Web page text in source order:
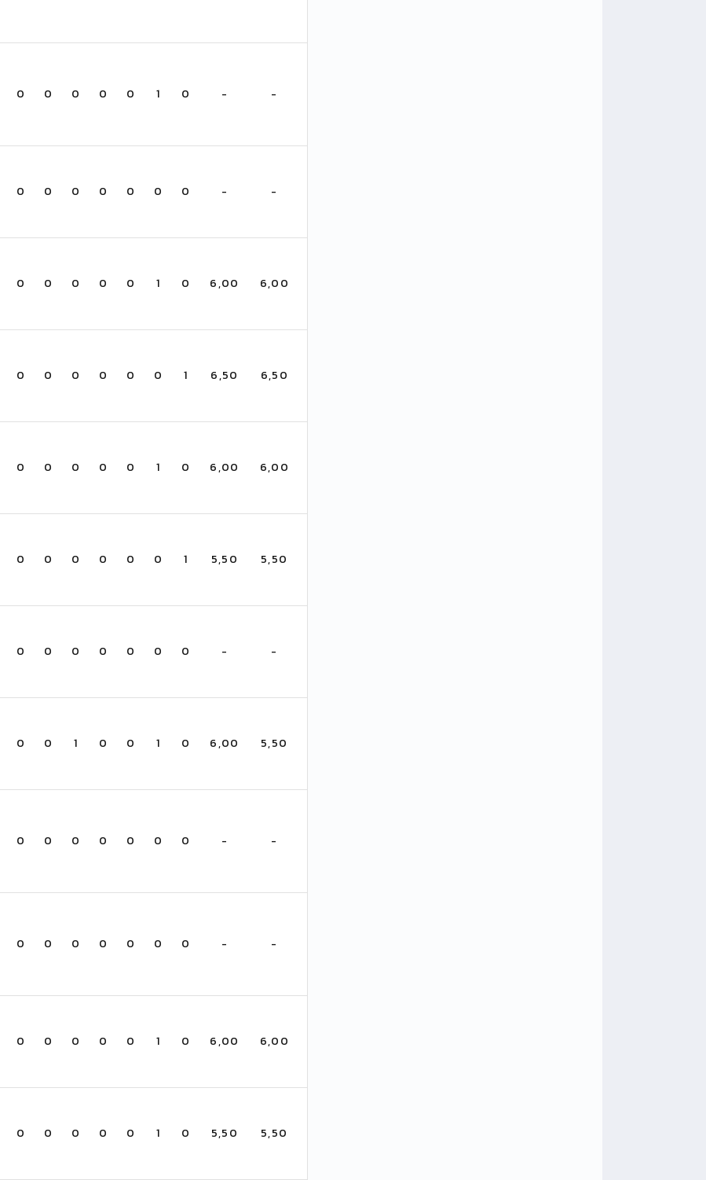
0 0 0 0 0 1 0 - -
0 0 0 0 0 0 0 - -
0 0 0 0 0 1 0 6,00 6,00
0 0 0 0 0 0 1 6,50 6,50
0 0 0 0 0 1 0 6,00 6,00
0 0 0 0 0 0 1 5,50 5,50
0 0 0 0 0 0 0 - -
0 0 1 0 0 1 0 6,00 5,50
0 0 0 0 0 0 0 - -
0 0 0 0 0 0 0 - -
0 0 0 0 0 1 0 6,00 6,00
0 0 0 0 0 1 0 5,50 5,50